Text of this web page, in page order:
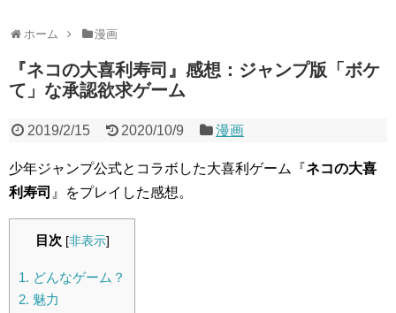
ホーム 漫画
『ネコの大喜利寿司』感想：ジャンプ版「ボケ
て」な承認欲求ゲーム
2019/2/15 2020/10/9 漫画
少年ジャンプ公式とコラボした大喜利ゲーム『ネコの大喜
利寿司 』をプレイした感想。
目次 [非表示]
1. どんなゲーム？
2. 魅力